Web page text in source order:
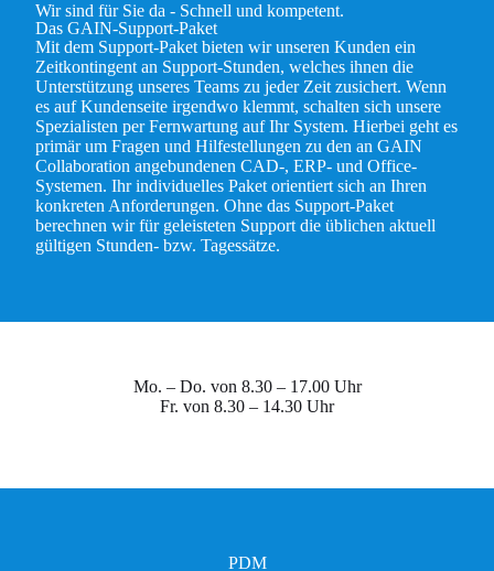
Wir sind für Sie da - Schnell und kompetent.
Das GAIN-Support-Paket
Mit dem Support-Paket bieten wir unseren Kunden ein
Zeitkontingent an Support-Stunden, welches ihnen die
Unterstützung unseres Teams zu jeder Zeit zusichert. Wenn
es auf Kundenseite irgendwo klemmt, schalten sich unsere
Spezialisten per Fernwartung auf Ihr System. Hierbei geht es
primär um Fragen und Hilfestellungen zu den an GAIN
Collaboration angebundenen CAD-, ERP- und Office-
Systemen. Ihr individuelles Paket orientiert sich an Ihren
konkreten Anforderungen. Ohne das Support-Paket
berechnen wir für geleisteten Support die üblichen aktuell
gültigen Stunden- bzw. Tagessätze.
Mo. – Do. von 8.30 – 17.00 Uhr
Fr. von 8.30 – 14.30 Uhr
PDM